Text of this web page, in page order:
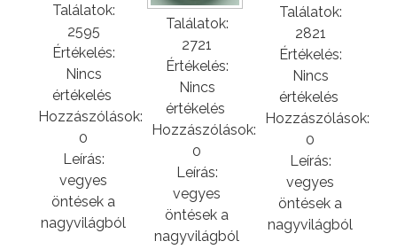
Találatok:
2595
Értékelés:
Nincs
értékelés
Hozzászólások:
0
Leírás:
vegyes
öntések a
nagyvilágból
Találatok:
2721
Értékelés:
Nincs
értékelés
Hozzászólások:
0
Leírás:
vegyes
öntések a
nagyvilágból
Találatok:
2821
Értékelés:
Nincs
értékelés
Hozzászólások:
0
Leírás:
vegyes
öntések a
nagyvilágból